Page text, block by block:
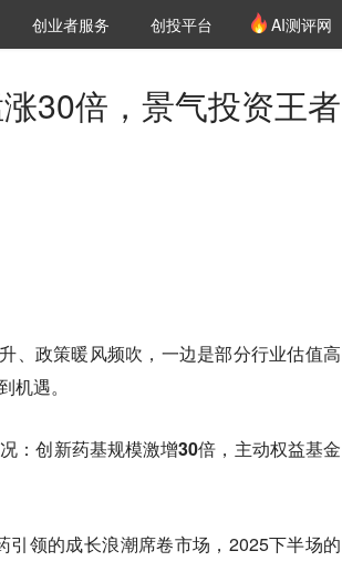
创投氪堂
创业者服务 创投平台 AI测评网
30倍，景气投资王者
、政策暖风频吹，一边是部分行业估值高
机遇。
：创新药基规模激增30倍 ，主动权益基金
引领的成长浪潮席卷市场，2025下半场的